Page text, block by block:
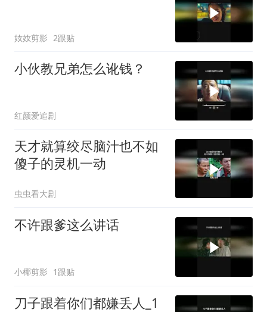
奻奻剪影 2跟贴
小伙教兄弟怎么讹钱？
红颜爱追剧
天才就算绞尽脑汁也不如
傻子的灵机一动
虫虫看大剧
不许跟爹这么讲话
小椰剪影 1跟贴
刀子跟着你们都嫌丢人_1